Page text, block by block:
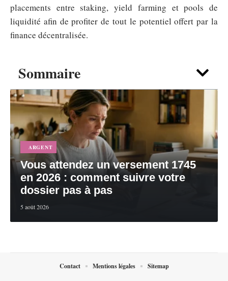
Sommaire
ARGENT
Vous attendez un versement 1745
en 2026 : comment suivre votre
dossier pas à pas
5 août 2026
placements entre staking, yield farming et pools de
liquidité afin de profiter de tout le potentiel offert par la
finance décentralisée.
Contact Mentions légales Sitemap